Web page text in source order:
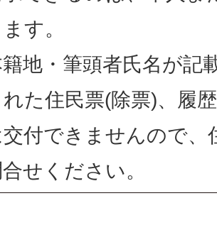
す。
地・筆頭者氏名が記
れた住民票(除票)、履
交付できませんので、
せください。